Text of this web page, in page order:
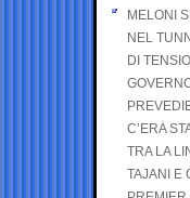
MELONI
NEL
DI
C’ERA
TRA LA
TAJANI E